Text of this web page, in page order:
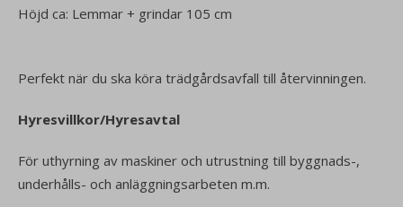
Höjd ca: Lemmar + grindar 105 cm
Perfekt när du ska köra trädgårdsavfall till återvinningen.
Hyresvillkor/Hyresavtal
För uthyrning av maskiner och utrustning till byggnads-,
underhålls- och anläggningsarbeten m.m.